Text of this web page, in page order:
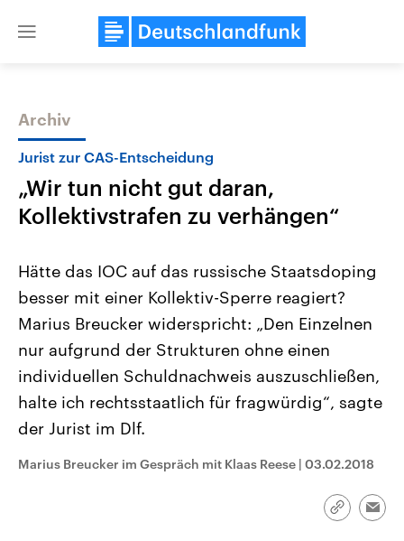
Close
Themen
Landtagswahl Sachsen-Anhalt
2026
Alle Informationen
Sachsen-Anhalt wählt am 6.
September 2026 einen neuen
Landtag. Seit 2021 wird das
Bundesland von einer Koalition aus
Umfragen, Prognosen,
und Hintergründe zu den Parteien
und Kandidaten der anstehenden
USA
Aktuelle Beiträge,
Hintergründe
Wirtschaftlich und
gehören die Vereinigten
den mächtigsten Ländern
mit großem Einfluss auf
aktuelle Weltgeschehen.
Sendungen Programm Podcasts
Archiv
Jurist zur CAS-Entscheidung
„Wir tun nicht gut daran,
Kollektivstrafen zu verhängen“
Hätte das IOC auf das russische Staatsdoping
besser mit einer Kollektiv-Sperre reagiert?
Marius Breucker widerspricht: „Den Einzelnen
nur aufgrund der Strukturen ohne einen
individuellen Schuldnachweis auszuschließen,
halte ich rechtsstaatlich für fragwürdig“, sagte
der Jurist im Dlf.
Marius Breucker im Gespräch mit Klaas Reese | 03.02.2018
Link